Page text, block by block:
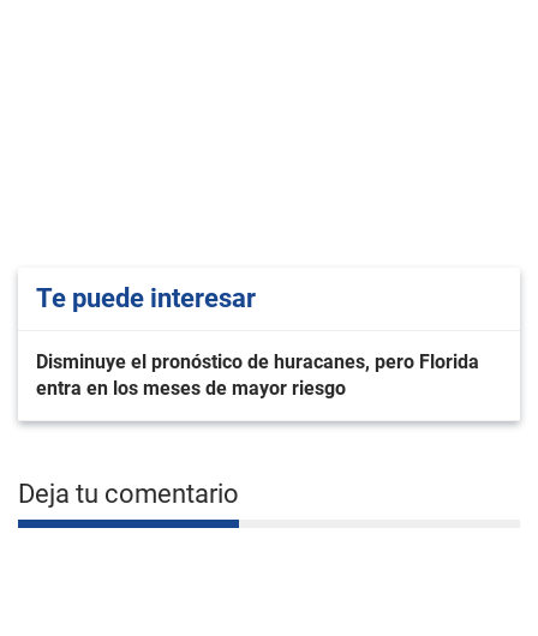
Te puede interesar
Disminuye el pronóstico de huracanes, pero Florida
entra en los meses de mayor riesgo
Deja tu comentario